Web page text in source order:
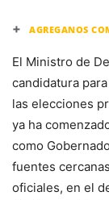
+ AGREGANOS
El Ministro de
candidatura
las elecciones
ya ha
como
fuentes
oficiales, en el